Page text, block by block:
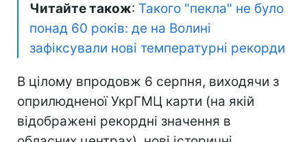
Читайте також: Такого "пекла" не було
понад 60 років: де на Волині
зафіксували нові температурні рекорди
В цілому впродовж 6 серпня, виходячи з
оприлюдненої УкрГМЦ карти (на якій
відображені рекордні значення в